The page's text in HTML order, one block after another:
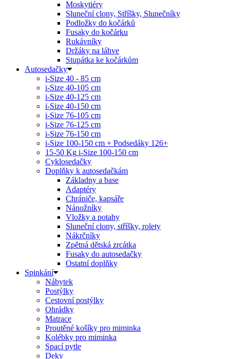
Moskytiéry
Sluneční clony, Stříšky, Slunečníky
Podložky do kočárků
Fusaky do kočárku
Rukávníky
Držáky na láhve
Stupátka ke kočárkům
Autosedačky
i-Size 40 - 85 cm
i-Size 40-105 cm
i-Size 40-125 cm
i-Size 40-150 cm
i-Size 76-105 cm
i-Size 76-125 cm
i-Size 76-150 cm
i-Size 100-150 cm + Podsedáky 126+
15-50 Kg i-Size 100-150 cm
Cyklosedačky
Doplňky k autosedačkám
Základny a base
Adaptéry
Chrániče, kapsáře
Nánožníky
Vložky a potahy
Sluneční clony, stříšky, rolety
Nákrčníky
Zpětná dětská zrcátka
Fusaky do autosedačky
Ostatní doplňky
Spinkání
Nábytek
Postýlky
Cestovní postýlky
Ohrádky
Matrace
Proutěné košíky pro miminka
Kolébky pro miminka
Spací pytle
Deky